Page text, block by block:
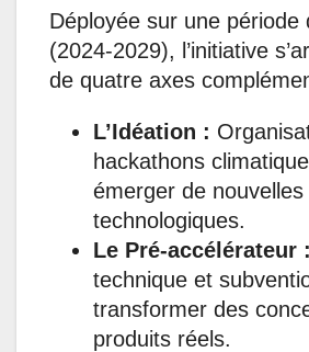
Déployée sur une période
(2024-2029), l’initiative
de quatre axes
L’Idéation :
hackathons
émerger de nouvelles
technologiques.
Le Pré-accélérateur :
technique et
transformer des
produits réels.